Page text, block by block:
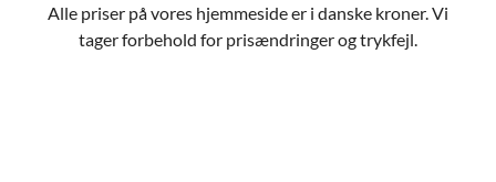
Alle priser på vores hjemmeside er i danske kroner. Vi
tager forbehold for prisændringer og trykfejl.